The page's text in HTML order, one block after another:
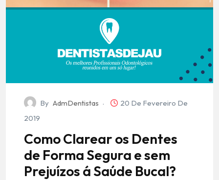
By AdmDentistas
20 De Fevereiro De
2019
Como Clarear os Dentes
de Forma Segura e sem
Prejuízos á Saúde Bucal?